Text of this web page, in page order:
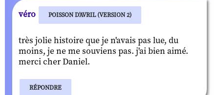
véro POISSON D'AVRIL (VERSION 2)
très jolie histoire que je n'avais pas lue, du
moins, je ne me souviens pas. j'ai bien aimé.
merci cher Daniel.
RÉPONDRE